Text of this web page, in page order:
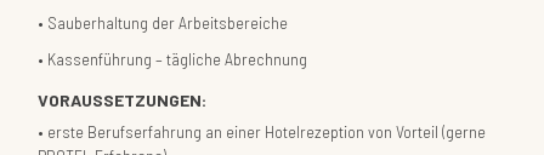
Sauberhaltung der Arbeitsbereiche
Kassenführung – tägliche Abrechnung
VORAUSSETZUNGEN:
erste Berufserfahrung an einer Hotelrezeption von Vorteil (gerne